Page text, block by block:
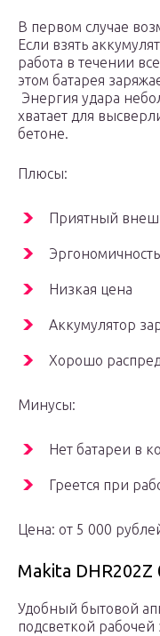
В первом случае
Если взять
работа в течении
этом батарея
Энергия удара
хватает для
бетоне.
Плюсы:
Приятный
Эргономичность
Низкая цена
Аккумулятор
Хорошо
Минусы:
Нет батареи в
Греется при
Цена: от 5 000
Makita DHR202Z
Удобный бытовой
подсветкой рабочей